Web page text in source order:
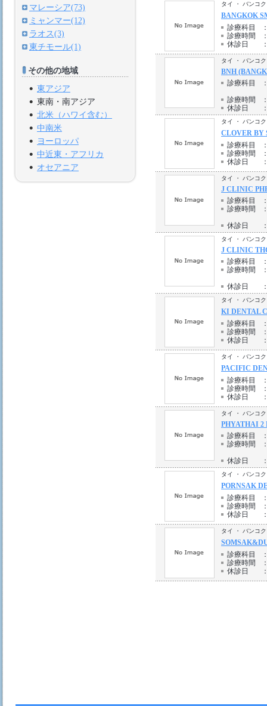
タイ ・ バンコク
BANGKOK
診療科目
診療時間
休診日
タイ ・ バンコク
BNH
診療科目
診療時間
休診日
タイ ・ バンコク
CLOVER BY
診療科目
診療時間
休診日
タイ ・ バンコク
J CLINIC
診療科目
診療時間
休診日
タイ ・ バンコク
J CLINIC
診療科目
診療時間
休診日
タイ ・ バンコク
KI DENTAL
診療科目
診療時間
休診日
タイ ・ バンコク
PACIFIC
診療科目
診療時間
休診日
タイ ・ バンコク
PHYATHAI 2
診療科目
診療時間
休診日
タイ ・ バンコク
PORNSAK
診療科目
診療時間
休診日
タイ ・ バンコク
診療科目
診療時間
休診日
マレーシア(73)
ミャンマー(12)
ラオス(3)
東チモール(1)
その他の地域
東アジア
東南・南アジア
北米（ハワイ含む）
中南米
ヨーロッパ
中近東・アフリカ
オセアニア